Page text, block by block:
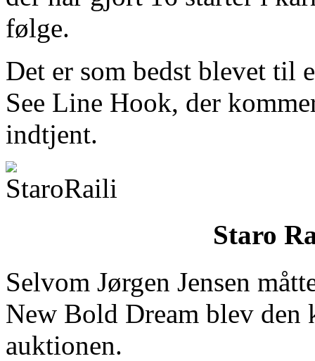
følge.
Det er som bedst blevet til
See Line Hook, der
indtjent.
Staro
Selvom Jørgen Jensen
New Bold Dream blev den
auktionen.